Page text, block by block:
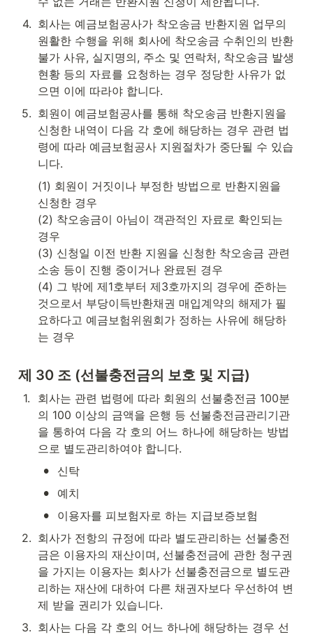
4. 회사는 예금보험공사가 착오송금 반환지원 업무의
원활한 수행을 위해 회사에 착오송금 수취인의 반환
불가 사유, 실지명의, 주소 및 연락처, 착오송금 발생
현황 등의 자료를 요청하는 경우 정당한 사유가 없
으면 이에 따라야 합니다.
5. 회원이 예금보험공사를 통해 착오송금 반환지원을
신청한 내역이 다음 각 호에 해당하는 경우 관련 법
령에 따라 예금보험공사 지원절차가 중단될 수 있습
니다.
(1) 회원이 거짓이나 부정한 방법으로 반환지원을
신청한 경우
(2) 착오송금이 아님이 객관적인 자료로 확인되는
경우
(3) 신청일 이전 반환 지원을 신청한 착오송금 관련
소송 등이 진행 중이거나 완료된 경우
(4) 그 밖에 제1호부터 제3호까지의 경우에 준하는
것으로서 부당이득반환채권 매입계약의 해제가 필
요하다고 예금보험위원회가 정하는 사유에 해당하
는 경우
제 30 조 (선불충전금의 보호 및 지급)
1.
회사는 관련 법령에 따라 회원의 선불충전금 100분
의 100 이상의 금액을 은행 등 선불충전금관리기관
을 통하여 다음 각 호의 어느 하나에 해당하는 방법
으로 별도관리하여야 합니다.
• 신탁
• 예치
•
이용자를 피보험자로 하는 지급보증보험
2. 회사가 전항의 규정에 따라 별도관리하는 선불충전
금은 이용자의 재산이며, 선불충전금에 관한 청구권
을 가지는 이용자는 회사가 선불충전금으로 별도관
리하는 재산에 대하여 다른 채권자보다 우선하여 변
제 받을 권리가 있습니다.
3. 회사는 다음 각 호의 어느 하나에 해당하는 경우 선